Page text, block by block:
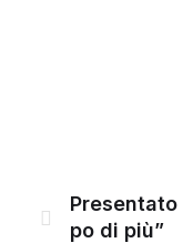
Presentato
po di più”